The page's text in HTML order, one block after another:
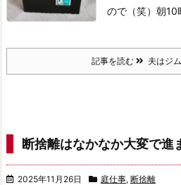
ので（笑） 朝10
記事を読む 夫はジ
断捨離はなかなか大変で進
2025年11月26日 庭仕事, 断捨離